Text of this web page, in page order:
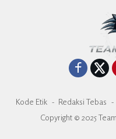
Kode Etik Redaksi Tebas
Copyright © 2025